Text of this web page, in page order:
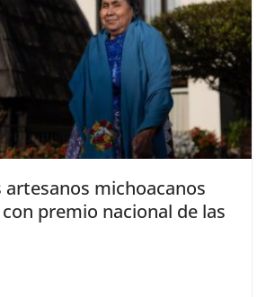
artesanos michoacanos
premio nacional de las